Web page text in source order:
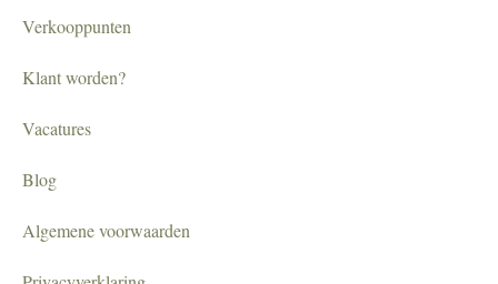
Verkooppunten
Klant worden?
Vacatures
Blog
Algemene voorwaarden